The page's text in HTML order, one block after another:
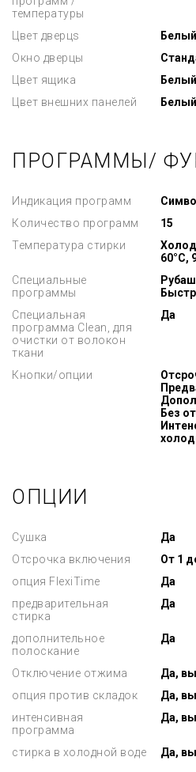
температуры
Цвет дверцs
Белый
Окно дверцы
Цвет ящика
Белый
Цвет внешних панелей
Белый
ПРОГРАММЫ/
Индикация программ
Количество программ
15
Температура стирки
60°C,
Специальные
программы
Специальная
программа Clean, для
очистки от волокон
ткани
Да
Кнопки/опции
Без
ОПЦИИ
Сушка
Да
Отсрочка включения
От 1
опция FlexiTime
Да
предварительная
стирка
Да
дополнительное
полоскание
Да
Отключение отжима
Да,
опция против складок
Да,
интенсивная
программа
Да,
стирка в холодной воде Да,